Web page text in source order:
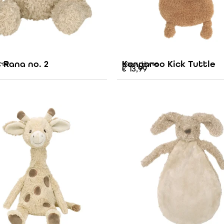
no. 2 Happy Horse
Kangaroo Kick Tuttle
€13,99